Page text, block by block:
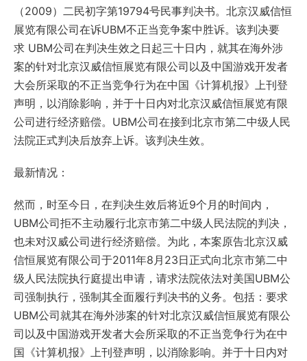
（2009）二民初字第19794号民事判决书。北京汉威信恒
展览有限公司在诉UBM不正当竞争案中胜诉。该判决要
求 UBM公司在判决生效之日起三十日内，就其在海外涉
案的针对北京汉威信恒展览有限公司以及中国游戏开发者
大会所采取的不正当竞争行为在中国《计算机报》上刊登
声明，以消除影响，并于十日内对北京汉威信恒展览有限
公司进行经济赔偿。UBM公司在接到北京市第二中级人民
法院正式判决后放弃上诉。该判决生效。
最新情况：
然而，时至今日，在判决生效后将近9个月的时间内，
UBM公司拒不主动履行北京市第二中级人民法院的判决，
也未对汉威公司进行经济赔偿。为此，本案原告北京汉威
信恒展览有限公司于2011年8月23日正式向北京市第二中
级人民法院执行庭提出申请，请求法院依法对美国UBM公
司强制执行，强制其全面履行判决书的义务。包括：要求
UBM公司就其在海外涉案的针对北京汉威信恒展览有限公
司以及中国游戏开发者大会所采取的不正当竞争行为在中
国《计算机报》上刊登声明，以消除影响。并于十日内对